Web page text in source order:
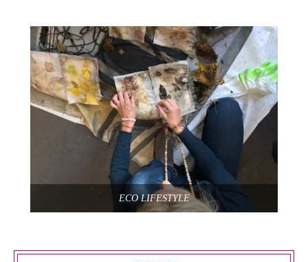
ECO LIFESTYLE